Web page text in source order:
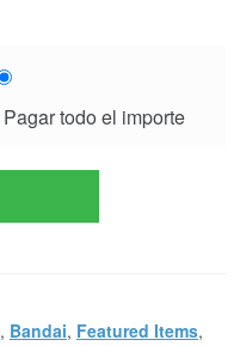
Pagar todo el importe
, Bandai, Featured Items,